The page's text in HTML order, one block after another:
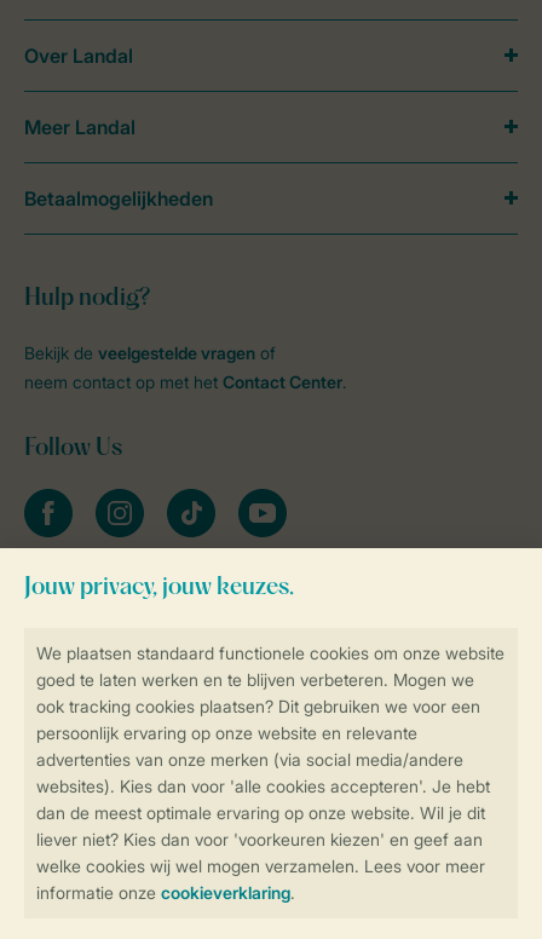
Controle over jouw gegevens &
Veilig en snel online boeken
Veilige gegevensoverdracht
Veilige betaling
Hulp nodig?
Bekijk de veelgestelde vragen of
neem contact op met het Contact Center.
Follow Us
facebookinstagramtiktok youtube
Blijf op de hoogte
Over Landal
Meer Landal
Betaalmogelijkheden